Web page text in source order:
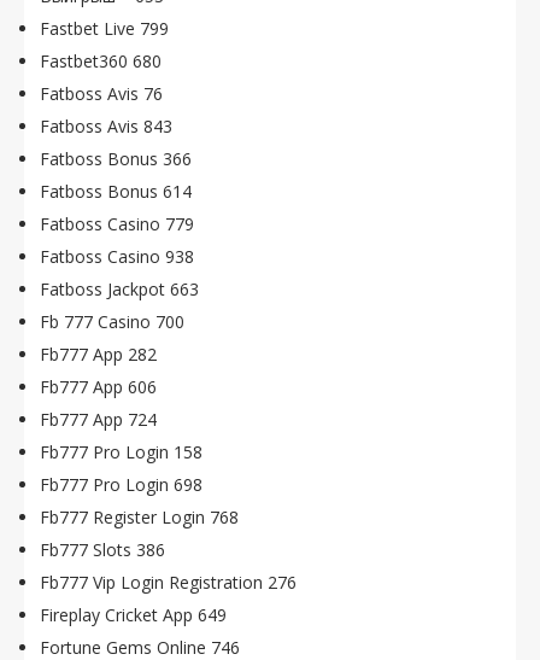
Fastbet Live 799
Fastbet360 680
Fatboss Avis 76
Fatboss Avis 843
Fatboss Bonus 366
Fatboss Bonus 614
Fatboss Casino 779
Fatboss Casino 938
Fatboss Jackpot 663
Fb 777 Casino 700
Fb777 App 282
Fb777 App 606
Fb777 App 724
Fb777 Pro Login 158
Fb777 Pro Login 698
Fb777 Register Login 768
Fb777 Slots 386
Fb777 Vip Login Registration 276
Fireplay Cricket App 649
Fortune Gems Online 746